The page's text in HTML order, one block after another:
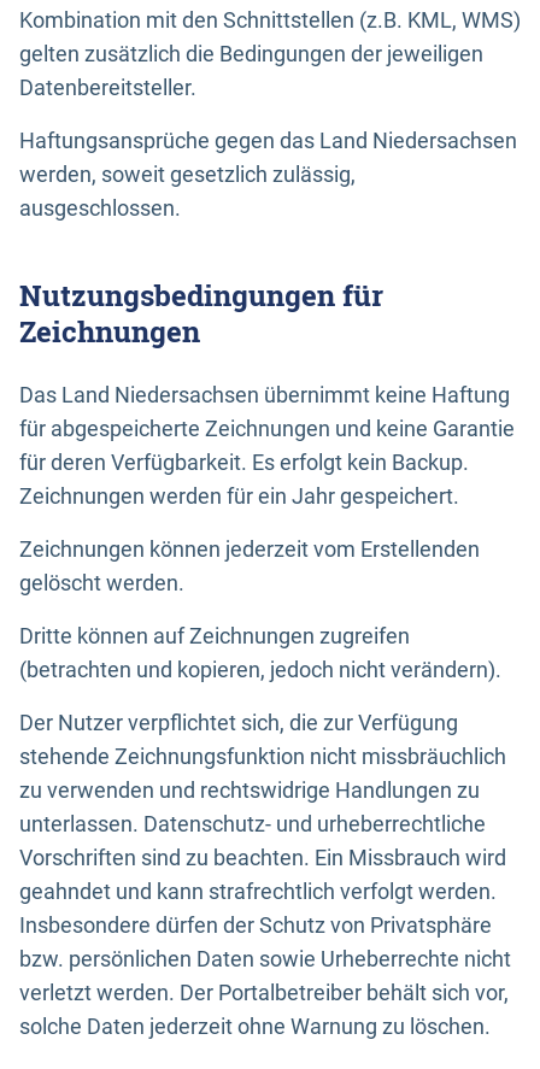
Kombination mit den Schnittstellen (z.B. KML, WMS)
gelten zusätzlich die Bedingungen der jeweiligen
Datenbereitsteller.
Haftungsansprüche gegen das Land Niedersachsen
werden, soweit gesetzlich zulässig,
ausgeschlossen.
Nutzungsbedingungen für
Zeichnungen
Das Land Niedersachsen übernimmt keine Haftung
für abgespeicherte Zeichnungen und keine Garantie
für deren Verfügbarkeit. Es erfolgt kein Backup.
Zeichnungen werden für ein Jahr gespeichert.
Zeichnungen können jederzeit vom Erstellenden
gelöscht werden.
Dritte können auf Zeichnungen zugreifen
(betrachten und kopieren, jedoch nicht verändern).
Der Nutzer verpflichtet sich, die zur Verfügung
stehende Zeichnungsfunktion nicht missbräuchlich
zu verwenden und rechtswidrige Handlungen zu
unterlassen. Datenschutz- und urheberrechtliche
Vorschriften sind zu beachten. Ein Missbrauch wird
geahndet und kann strafrechtlich verfolgt werden.
Insbesondere dürfen der Schutz von Privatsphäre
bzw. persönlichen Daten sowie Urheberrechte nicht
verletzt werden. Der Portalbetreiber behält sich vor,
solche Daten jederzeit ohne Warnung zu löschen.